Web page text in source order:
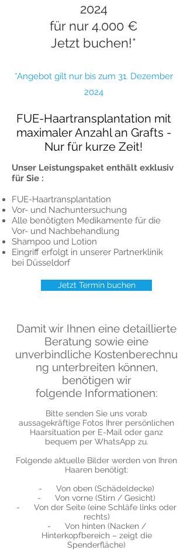
2024
für nur 4.000 €
Jetzt buchen!*
*Angebot gilt nur bis zum 31. Dezember
2024
FUE-Haartransplantation mit
maximaler Anzahl an Grafts -
Nur für kurze Zeit!
Unser Leistungspaket enthält exklusiv
für Sie :
FUE-Haartransplantation
Vor- und Nachuntersuchung
Alle benötigten Medikamente für die
Vor- und Nachbehandlung
Shampoo und Lotion
Eingriff erfolgt in unserer Partnerklinik
bei Düsseldorf
Jetzt Termin buchen
Damit wir Ihnen eine detaillierte
Beratung sowie eine
unverbindliche Kostenberechnu
ng unterbreiten können,
benötigen wir
folgende Informationen:
Bitte senden Sie uns vorab
aussagekräftige Fotos Ihrer persönlichen
Haarsituation per E-Mail oder ganz
bequem per WhatsApp zu.
Folgende aktuelle Bilder werden von Ihren
Haaren benötigt:
- Von oben (Schädeldecke)
- Von vorne (Stirn / Gesicht)
- Von der Seite (eine Schläfe links oder
rechts)
- Von hinten (Nacken /
Hinterkopfbereich – zeigt die
Spenderfläche)